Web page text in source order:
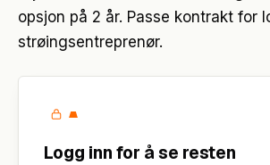
opsjon på 2 år. Passe kontrakt for
strøingsentreprenør.
Logg inn for å se resten